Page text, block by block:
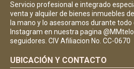
Servicio profesional e integrado
venta y alquiler de bienes inmuebles
la mano y lo asesoramos durante todo
Instagram en nuestra pagina
seguidores. CIV Afiliacion No. CC-0670
UBICACIÓN Y CONTACTO